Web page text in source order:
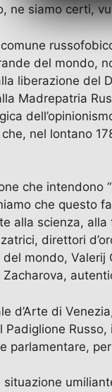
ne siamo certi,
del mondo,
liberazione del
Madrepatria
nel lontano
che
che questo
alla scienza,
direttori
mondo,
d’Arte di
parlamentare,